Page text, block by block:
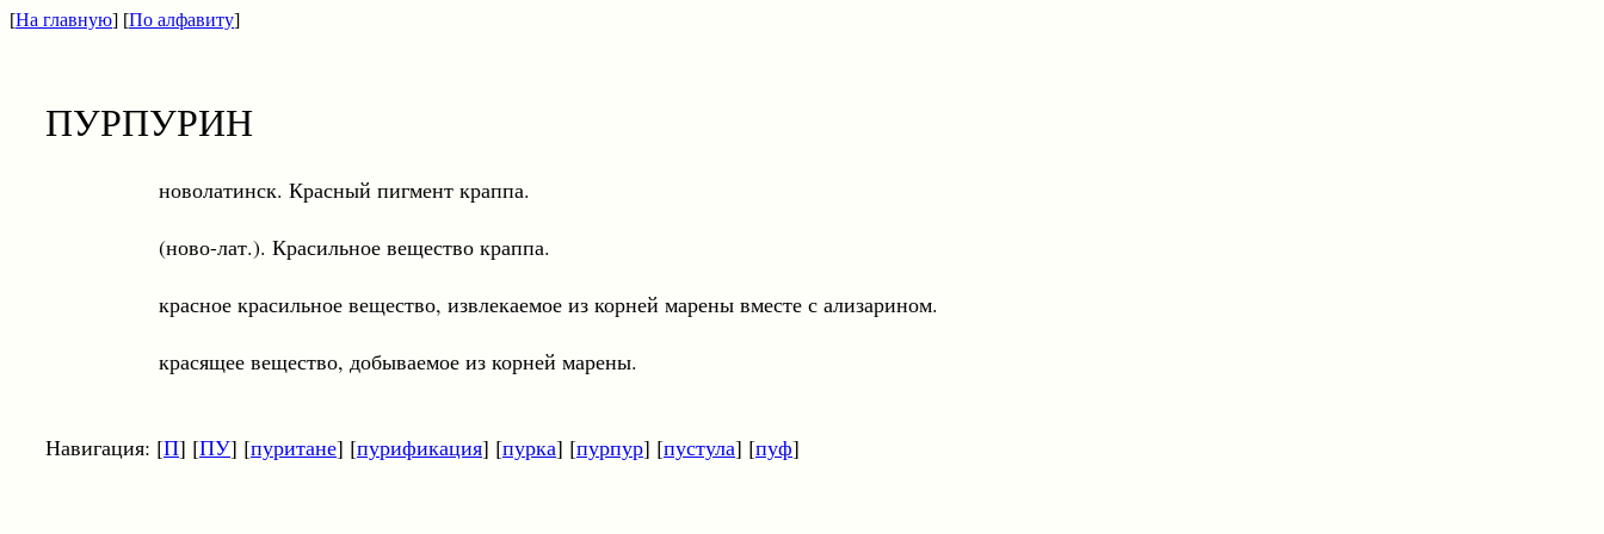
[На главную] [По алфавиту]
ПУРПУРИН
новолатинск. Красный пигмент краппа.
(ново-лат.). Красильное вещество краппа.
красное красильное вещество, извлекаемое из корней марены вместе с ализарином.
красящее вещество, добываемое из корней марены.
Навигация: [П] [ПУ] [пуритане] [пурификация] [пурка] [пурпур] [пустула] [пуф]